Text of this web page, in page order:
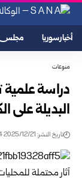
أخبار سوريا
منوعات
دراسة علمية
البديلة على
تاريخ النشر: 2025/12/21 3:14 مساءً